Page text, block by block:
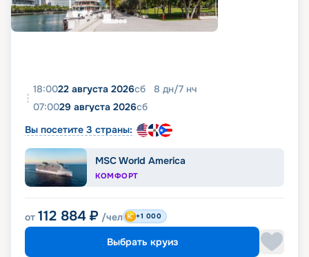
18:0022 августа 2026сб 8 дн/7 нч
07:0029 августа 2026сб
Вы посетите 3 страны:
MSC World America
КОМФОРТ
от 112 884 ₽ /чел +1 000
Выбрать круиз